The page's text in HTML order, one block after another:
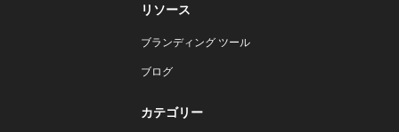
リソース
ブランディング ツール
ブログ
カテゴリー